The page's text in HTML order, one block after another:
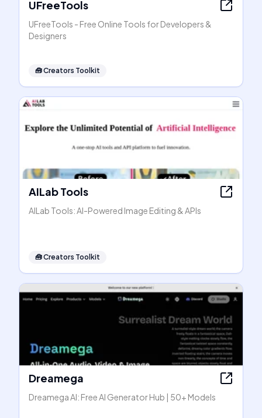
UFreeTools
UFreeTools - Free Online Tools for Developers &
Designers
🧰Creators Toolkit
AILab Tools
AILab Tools: AI-Powered Image Editing & APIs
🧰Creators Toolkit
Dreamega
Dreamega AI: Free AI Generator Hub | 50+ Models